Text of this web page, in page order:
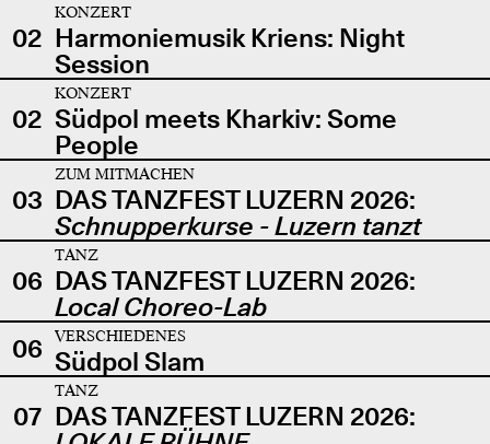
02
KONZERT
Harmoniemusik Kriens: Night
Session
02
KONZERT
Südpol meets Kharkiv: Some
People
03
ZUM MITMACHEN
DAS TANZFEST LUZERN 2026:
Schnupperkurse - Luzern tanzt
06
TANZ
DAS TANZFEST LUZERN 2026:
Local Choreo-Lab
06
VERSCHIEDENES
Südpol Slam
07
TANZ
DAS TANZFEST LUZERN 2026: